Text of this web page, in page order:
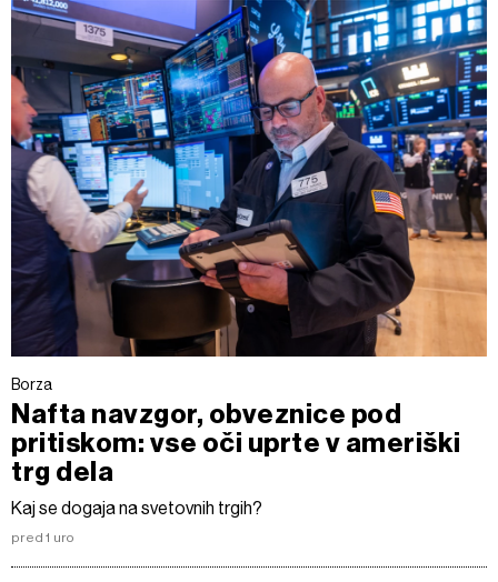
Borza
Nafta navzgor, obveznice pod
pritiskom: vse oči uprte v ameriški
trg dela
Kaj se dogaja na svetovnih trgih?
pred 1 uro